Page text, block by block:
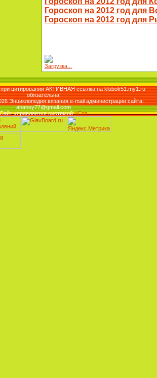
Гороскоп на 2012 год для
Гороскоп на 2012 год для
Загрузка...
цитировании АКТИВНАЯ ссылка на klubok51.my1.ru
обязательна!
Энциклопедия вязания e-mail администрации сайта:
anansy77@gmail.com
Сайт управляется системойuCoz